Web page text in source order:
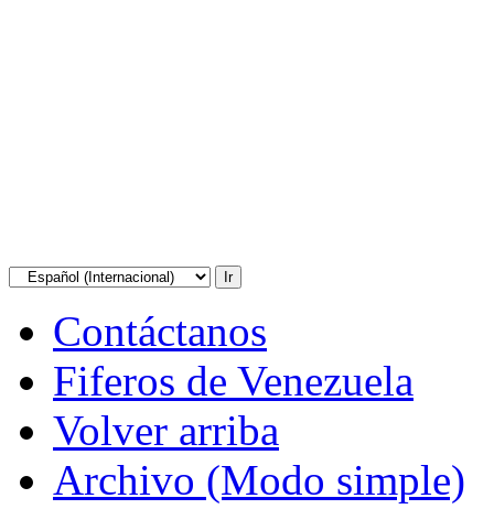
Contáctanos
Fiferos de Venezuela
Volver arriba
Archivo (Modo simple)